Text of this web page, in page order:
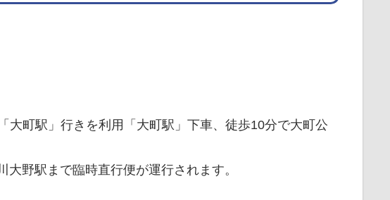
町駅」行きを利用「大町駅」下車、徒歩10分で大町公
野駅まで臨時直行便が運行されます。